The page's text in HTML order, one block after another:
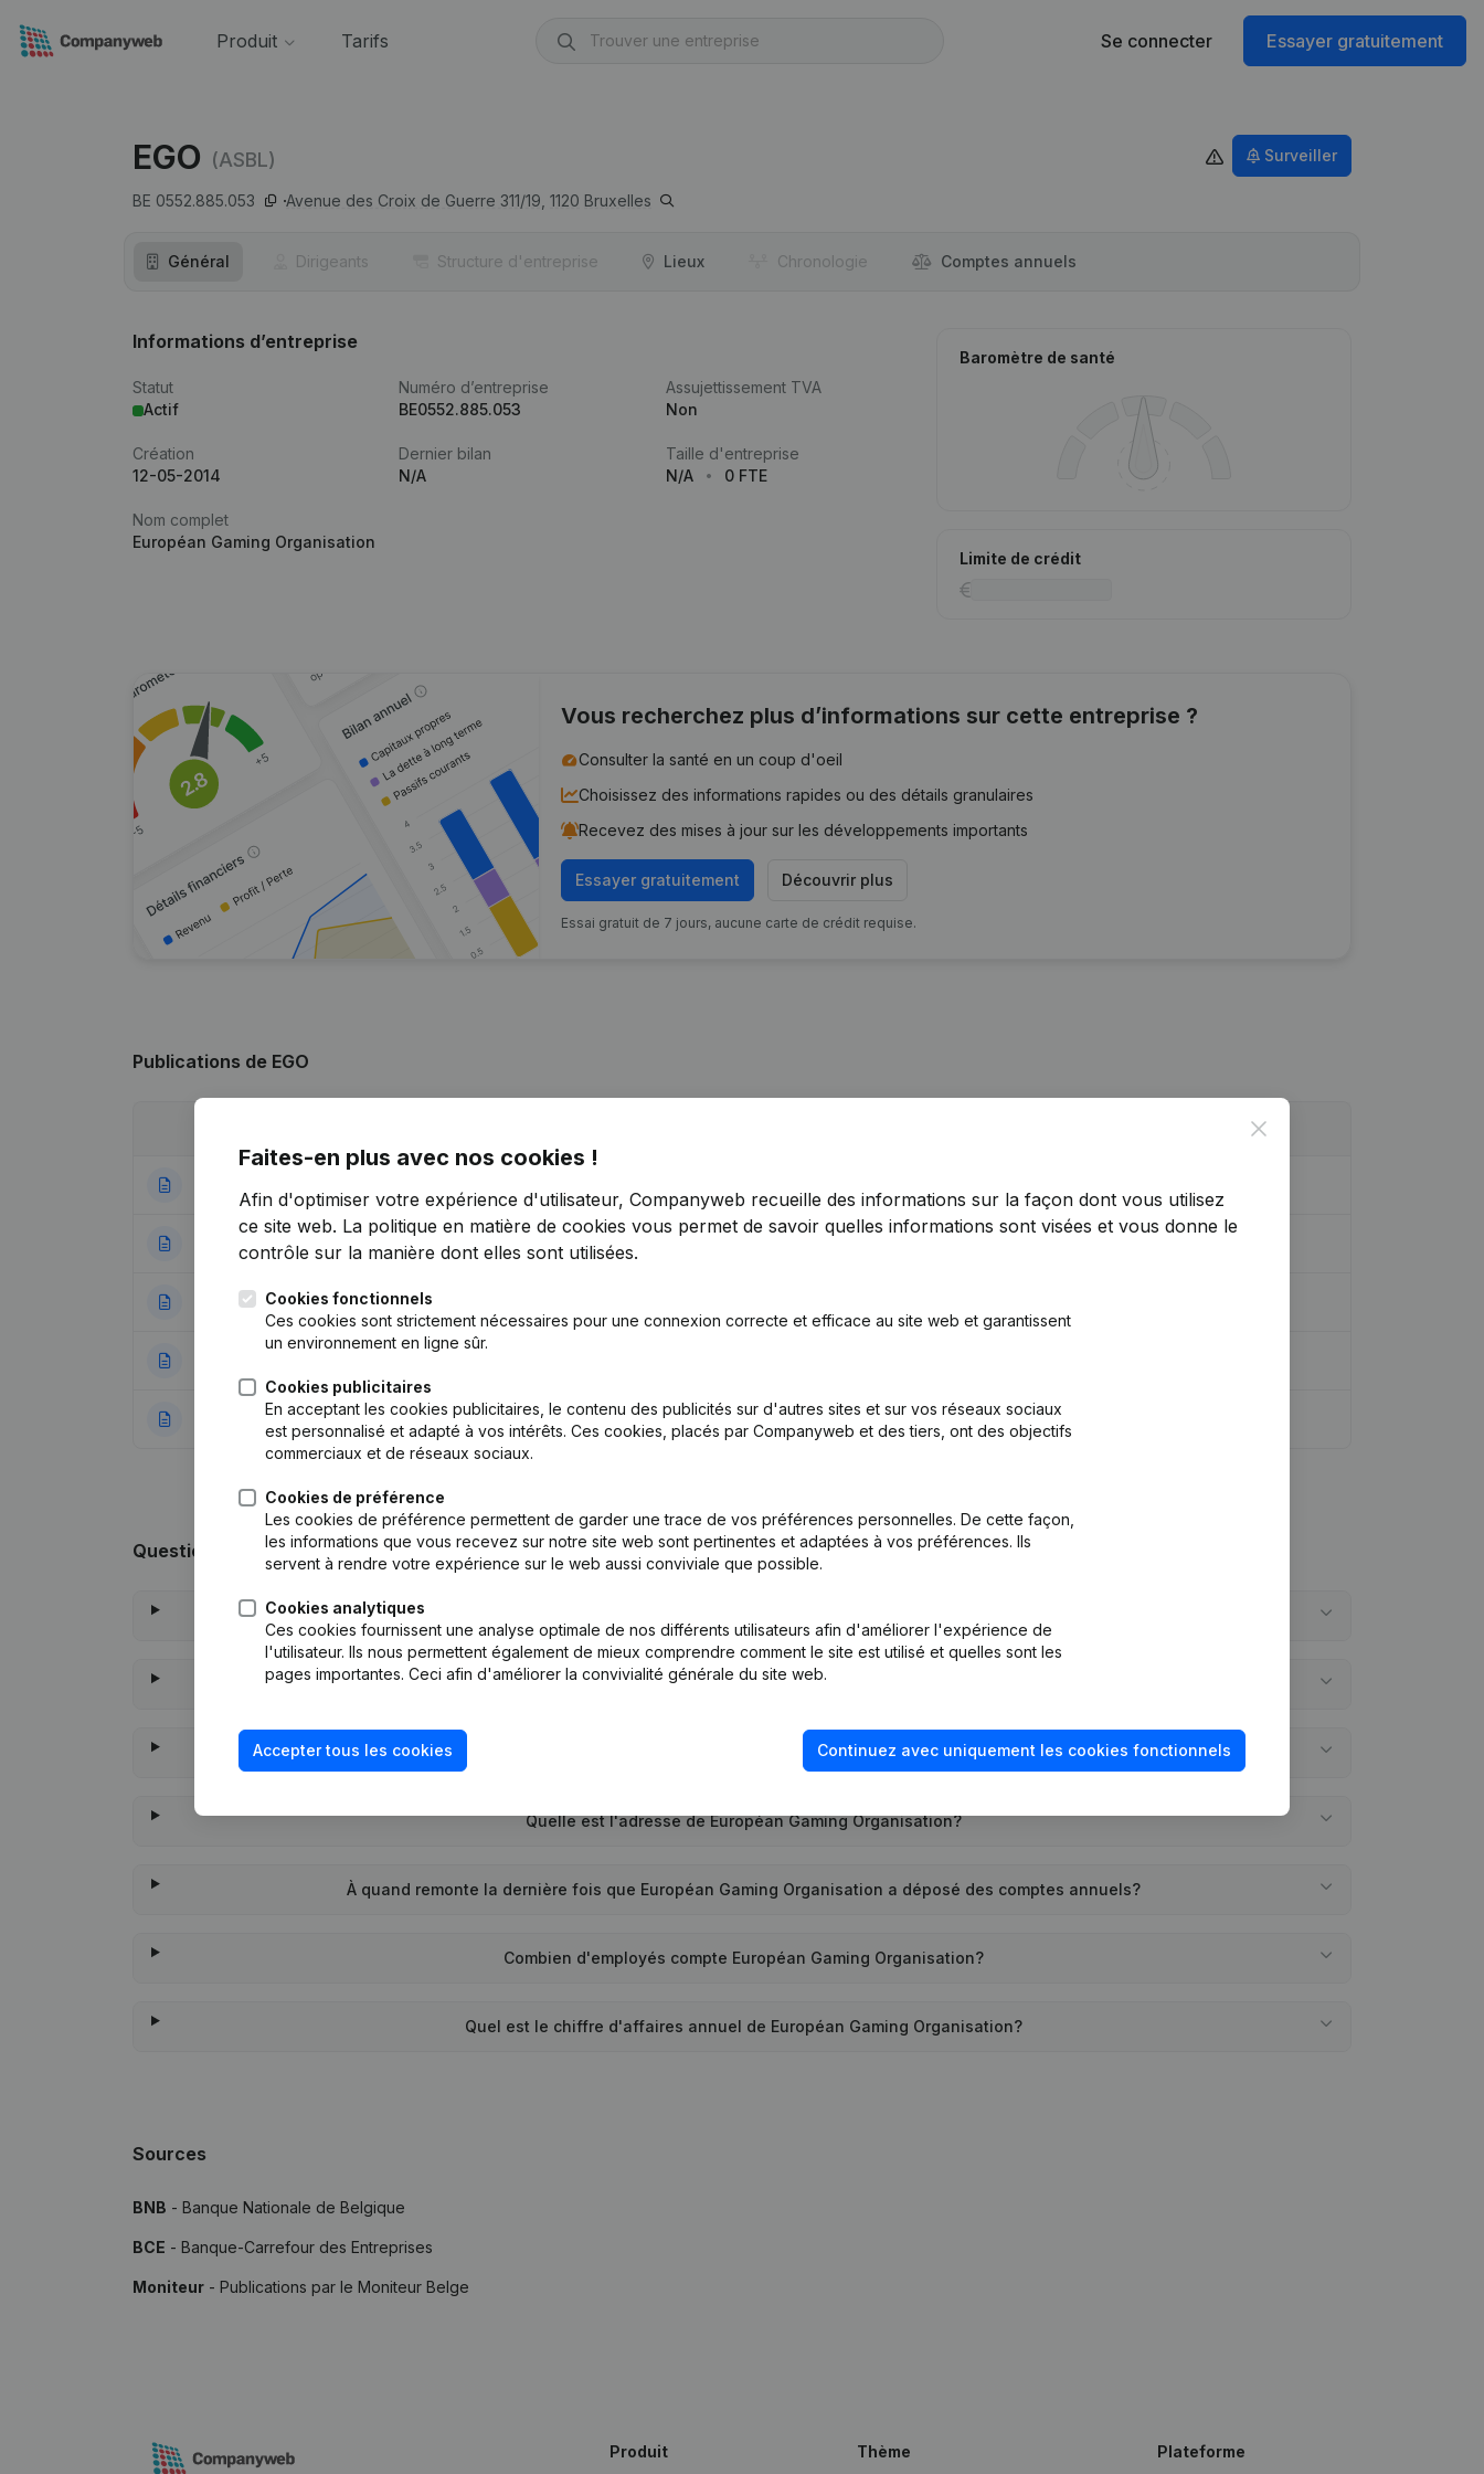
Produit Tarifs Se connecter Essayer gratuitement
EGO (ASBL)
BE 0552.885.053 Avenue des Croix de Guerre 311/19, 1120 Bruxelles
Surveiller
Général Dirigeants Structure d'entreprise Lieux Chronologie Comptes annuels
Informations d’entreprise
Statut
Actif
Numéro d’entreprise
BE0552.885.053
Assujettissement TVA
Non
Création
12-05-2014
Dernier bilan
N/A
Taille d'entreprise
N/A
0 FTE
Nom complet
Européan Gaming Organisation
Baromètre de santé
Limite de crédit
Vous recherchez plus d’informations sur cette entreprise ?
Consulter la santé en un coup d'oeil
Choisissez des informations rapides ou des détails granulaires
Recevez des mises à jour sur les développements importants
Essayer gratuitement Découvrir plus
Essai gratuit de 7 jours, aucune carte de crédit requise.
Publications de EGO
04-12-2018 Demissions, Nominations
06-09-2017 Siège Social - Demissions, Nominations
03-06-2014 Rubrique Constitution (Nouvelle Personne Morale, Ouverture Succursale, etc...)
Questions fréquemment posées
Quel est l'identifiant PEPPOL de Européan Gaming Organisation?
Quand la société Européan Gaming Organisation a-t-elle été créée?
Quelle est l'adresse de Européan Gaming Organisation?
À quand remonte la dernière fois que Européan Gaming Organisation a déposé des comptes annuels?
Combien d'employés compte Européan Gaming Organisation?
Quel est le chiffre d'affaires annuel de Européan Gaming Organisation?
Sources
BNB - Banque Nationale de Belgique
BCE - Banque-Carrefour des Entreprises
Moniteur - Publications par le Moniteur Belge
Close
Faites-en plus avec nos cookies !
Afin d'optimiser votre expérience d'utilisateur, Companyweb recueille des informations sur la façon dont vous utilisez
ce site web. La politique en matière de cookies vous permet de savoir quelles informations sont visées et vous donne le
contrôle sur la manière dont elles sont utilisées.
Cookies fonctionnels
Ces cookies sont strictement nécessaires pour une connexion correcte et efficace au site web et garantissent
un environnement en ligne sûr.
Cookies publicitaires
En acceptant les cookies publicitaires, le contenu des publicités sur d'autres sites et sur vos réseaux sociaux
est personnalisé et adapté à vos intérêts. Ces cookies, placés par Companyweb et des tiers, ont des objectifs
commerciaux et de réseaux sociaux.
Cookies de préférence
Les cookies de préférence permettent de garder une trace de vos préférences personnelles. De cette façon,
les informations que vous recevez sur notre site web sont pertinentes et adaptées à vos préférences. Ils
servent à rendre votre expérience sur le web aussi conviviale que possible.
Cookies analytiques
Ces cookies fournissent une analyse optimale de nos différents utilisateurs afin d'améliorer l'expérience de
l'utilisateur. Ils nous permettent également de mieux comprendre comment le site est utilisé et quelles sont les
pages importantes. Ceci afin d'améliorer la convivialité générale du site web.
Accepter tous les cookies Continuez avec uniquement les cookies fonctionnels
Produit Thème Plateforme